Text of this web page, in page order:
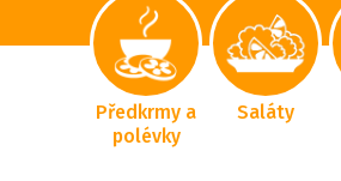
Předkrmy a
polévky
Saláty